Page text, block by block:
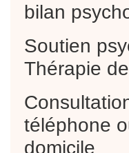
bilan
Soutien
Thérapie
téléphone
domicile